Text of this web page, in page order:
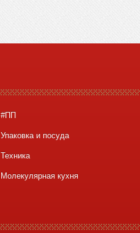
#ПП
Упаковка и посуда
Техника
Молекулярная кухня